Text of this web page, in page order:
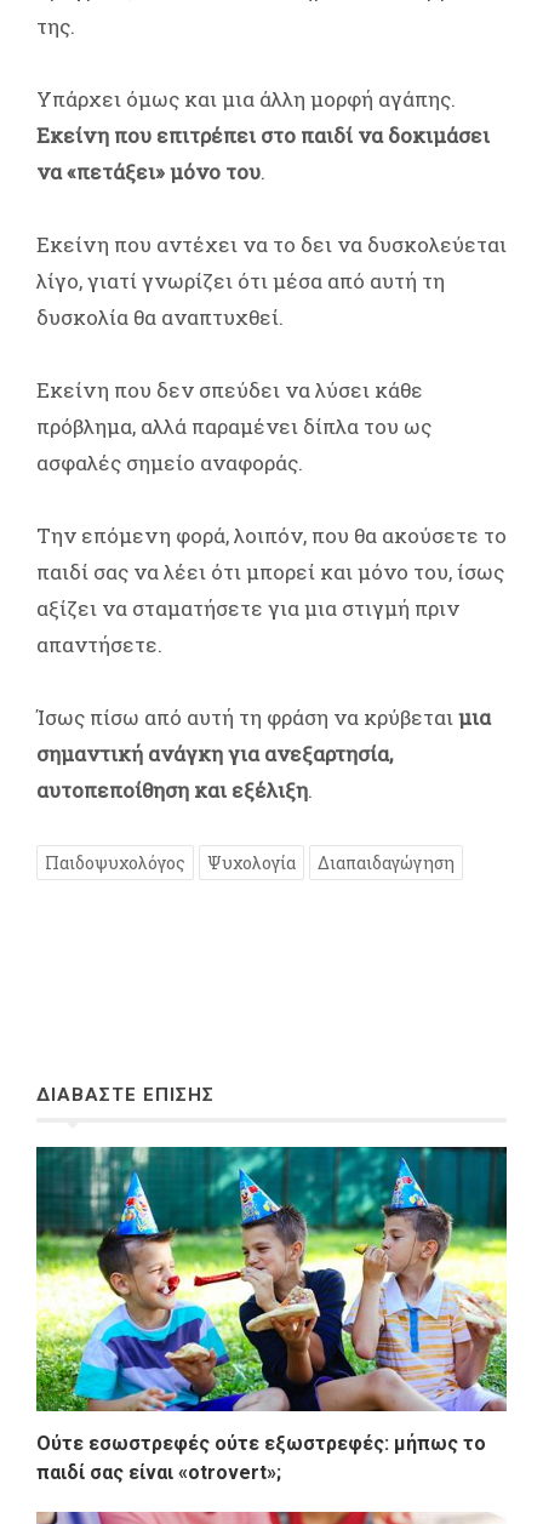
της.
Υπάρχει όμως και μια άλλη μορφή αγάπης.
Εκείνη που επιτρέπει στο παιδί να δοκιμάσει
να «πετάξει» μόνο του.
Εκείνη που αντέχει να το δει να δυσκολεύεται
λίγο, γιατί γνωρίζει ότι μέσα από αυτή τη
δυσκολία θα αναπτυχθεί.
Εκείνη που δεν σπεύδει να λύσει κάθε
πρόβλημα, αλλά παραμένει δίπλα του ως
ασφαλές σημείο αναφοράς.
Την επόμενη φορά, λοιπόν, που θα ακούσετε το
παιδί σας να λέει ότι μπορεί και μόνο του, ίσως
αξίζει να σταματήσετε για μια στιγμή πριν
απαντήσετε.
Ίσως πίσω από αυτή τη φράση να κρύβεταιμια
σημαντική ανάγκη για ανεξαρτησία,
αυτοπεποίθηση και εξέλιξη.
Παιδοψυχολόγος Ψυχολογία Διαπαιδαγώγηση
ΔΙΑΒΑΣΤΕ ΕΠΙΣΗΣ
Ούτε εσωστρεφές ούτε εξωστρεφές: μήπως το
παιδί σας είναι «otrovert»;